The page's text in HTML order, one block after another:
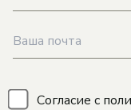
Согласие с